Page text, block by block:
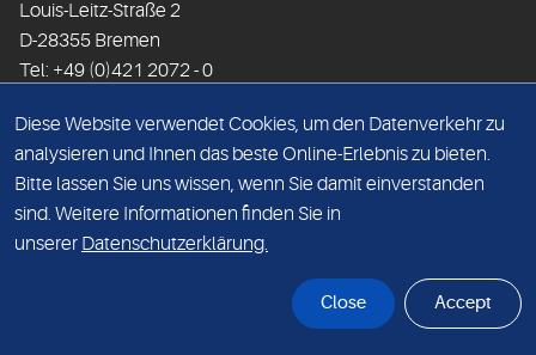
Louis-Leitz-Straße 2
D-28355 Bremen
Tel: +49 (0)421 2072 - 0
Email:info@mlhb.de
DATENSCHUTZ
IMPRESSUM
Diese Website verwendet Cookies, um den Datenverkehr zu
analysieren und Ihnen das beste Online-Erlebnis zu bieten.
Bitte lassen Sie uns wissen, wenn Sie damit einverstanden
sind. Weitere Informationen finden Sie in
unserer Datenschutzerklärung.
Close Accept